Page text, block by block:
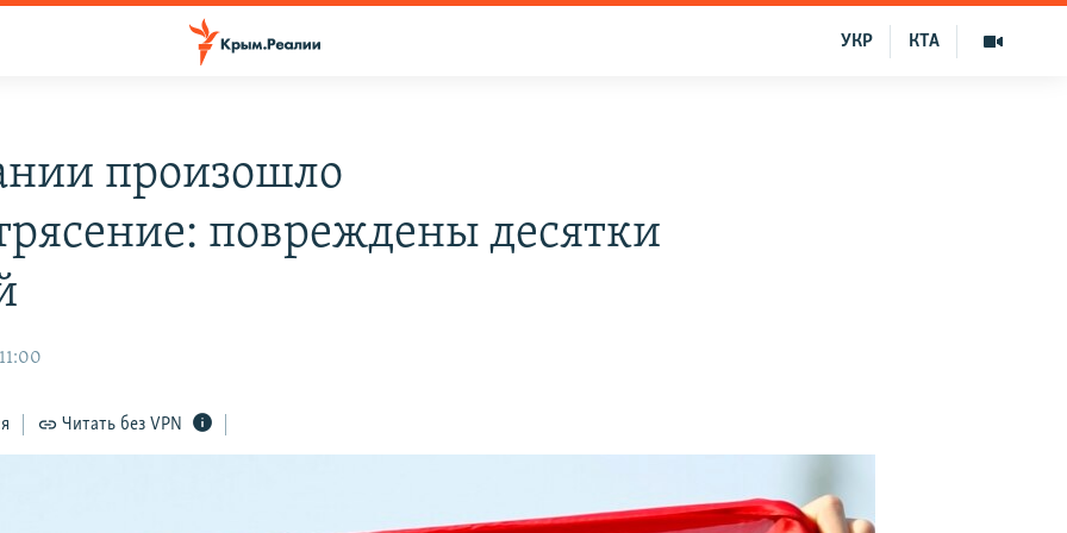
КТА
УКР
произошло
повреждены десятки
Читать без VPN